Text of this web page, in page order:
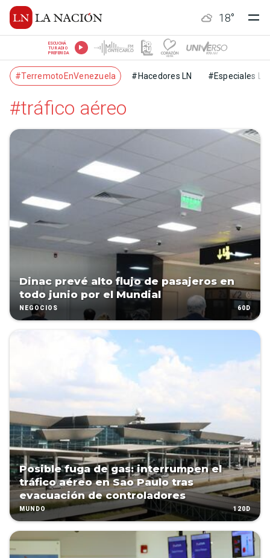
18°
ESCUCHÁ
TU RADIO
PREFERIDA
#TerremotoEnVenezuela #Hacedores LN #Especiales LN
#tráfico aéreo
Dinac prevé alto flujo de pasajeros en
todo junio por el Mundial
NEGOCIOS 60D
Posible fuga de gas: interrumpen el
tráfico aéreo en Sao Paulo tras
evacuación de controladores
MUNDO 120D